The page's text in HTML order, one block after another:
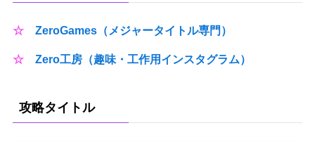
☆ ZeroGames（メジャータイトル専門）
☆ Zero工房（趣味・工作用インスタグラム）
攻略タイトル